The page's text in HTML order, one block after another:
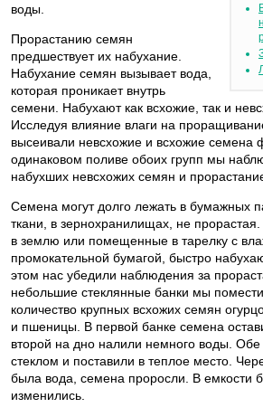
воды.
Прорастанию семян
предшествует их набухание.
Набухание семян вызывает вода,
которая проникает внутрь
семени. Набухают как всхожие, так и
Исследуя влияние влаги на
высеивали невсхожие и всхожие семена
одинаковом поливе обоих групп мы
набухших невсхожих семян и
Семена могут долго лежать в бумажных
ткани, в зернохранилищах, не
в землю или помещенные в тарелку с
промокательной бумагой, быстро
этом нас убедили наблюдения за
небольшие стеклянные банки мы
количество крупных всхожих семян
и пшеницы. В первой банке семена
второй на дно налили немного воды. Обе
стеклом и поставили в теплое место.
была вода, семена проросли. В емкости
изменились.